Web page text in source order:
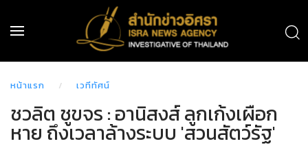
หน้าแรก เวทีทัศน์
ชวลิต ชูขจร : อานิสงส์ ลูกเก้งเผือก
หาย ถึงเวลาล้างระบบ 'สวนสัตว์รัฐ'